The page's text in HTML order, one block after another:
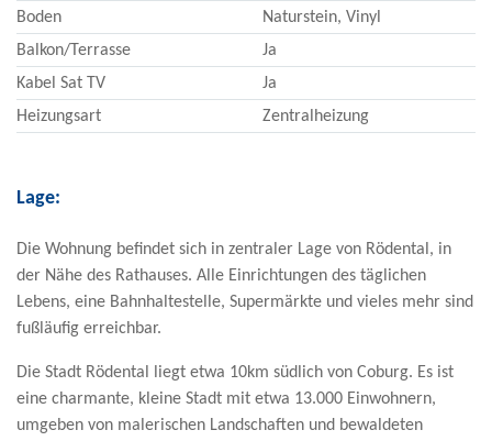
Boden
Naturstein, Vinyl
Balkon/Terrasse
Ja
Kabel Sat TV
Ja
Heizungsart
Zentralheizung
Lage:
Die Wohnung befindet sich in zentraler Lage von Rödental, in
der Nähe des Rathauses. Alle Einrichtungen des täglichen
Lebens, eine Bahnhaltestelle, Supermärkte und vieles mehr sind
fußläufig erreichbar.
Die Stadt Rödental liegt etwa 10km südlich von Coburg. Es ist
eine charmante, kleine Stadt mit etwa 13.000 Einwohnern,
umgeben von malerischen Landschaften und bewaldeten